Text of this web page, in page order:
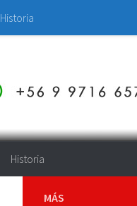
Historia
Historia
MÁS